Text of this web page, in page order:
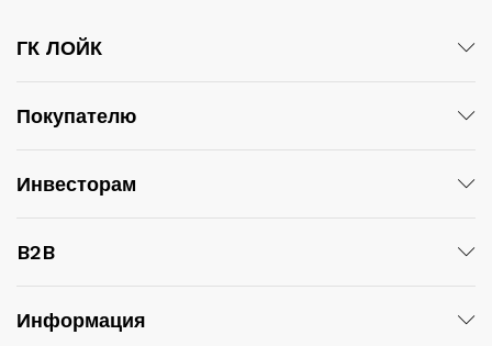
ГК ЛОЙК
Покупателю
Инвесторам
B2B
Информация